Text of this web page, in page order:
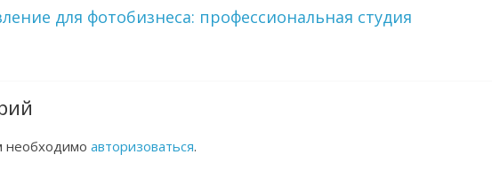
для фотобизнеса: профессиональная студия
необходимо авторизоваться.